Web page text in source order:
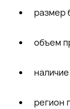
размер
объем
регион